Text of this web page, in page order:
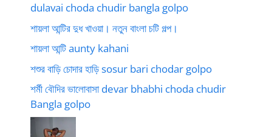
dulavai choda chudir bangla golpo
শায়লা আন্টির দুধ খাওয়া। নতুন বাংলা চটি গল্প।
শায়লা আন্টি aunty kahani
শশুর বাড়ি চোদার হাড়ি sosur bari chodar golpo
শর্মী বৌদির ভালোবাসা devar bhabhi choda chudir
Bangla golpo